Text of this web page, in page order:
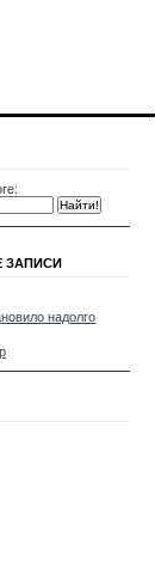
ЗАПИСИ
надолго